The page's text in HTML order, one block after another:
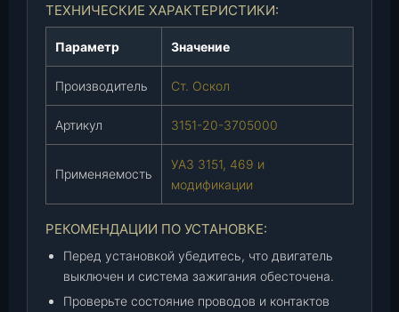
ш
ТЕХНИЧЕСКИЕ ХАРАКТЕРИСТИКИ:
Параметр Значение
Производитель Ст. Оскол
Артикул 3151-20-3705000
Применяемость
УАЗ 3151, 469 и
модификации
РЕКОМЕНДАЦИИ ПО УСТАНОВКЕ:
Перед установкой убедитесь, что двигатель
выключен и система зажигания обесточена.
Проверьте состояние проводов и контактов